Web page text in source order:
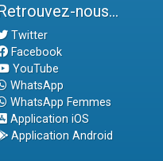
nous...
Twitter
Facebook
YouTube
WhatsApp
WhatsApp Femmes
Application iOS
Application Android